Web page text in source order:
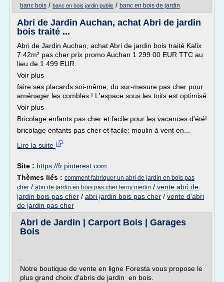
banc bois / banc en bois jardin public / banc en bois de jardin
Abri de Jardin Auchan, achat Abri de jardin
bois traité ...
Abri de Jardin Auchan, achat Abri de jardin bois traité Kalix
7.42m² pas cher prix promo Auchan 1 299.00 EUR TTC au
lieu de 1 499 EUR.
Voir plus
faire ses placards soi-même, du sur-mesure pas cher pour
aménager les combles ! L'espace sous les toits est optimisé
Voir plus
Bricolage enfants pas cher et facile pour les vacances d'été!
bricolage enfants pas cher et facile: moulin à vent en...
Lire la suite
Site : https://fr.pinterest.com
Thèmes liés : comment fabriquer un abri de jardin en bois pas
cher / abri de jardin en bois pas cher leroy merlin / vente abri de
jardin bois pas cher / abri jardin bois pas cher / vente d'abri
de jardin pas cher
Abri de Jardin | Carport Bois | Garages
Bois
Notre boutique de vente en ligne Foresta vous propose le
plus grand choix d'abris de jardin en bois.